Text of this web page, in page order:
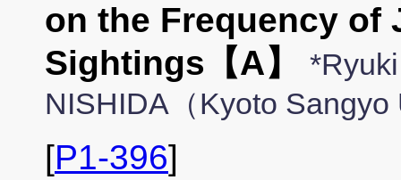
on the Frequency of
Sightings【A】
NISHIDA（Kyoto Sangyo
[P1-396]